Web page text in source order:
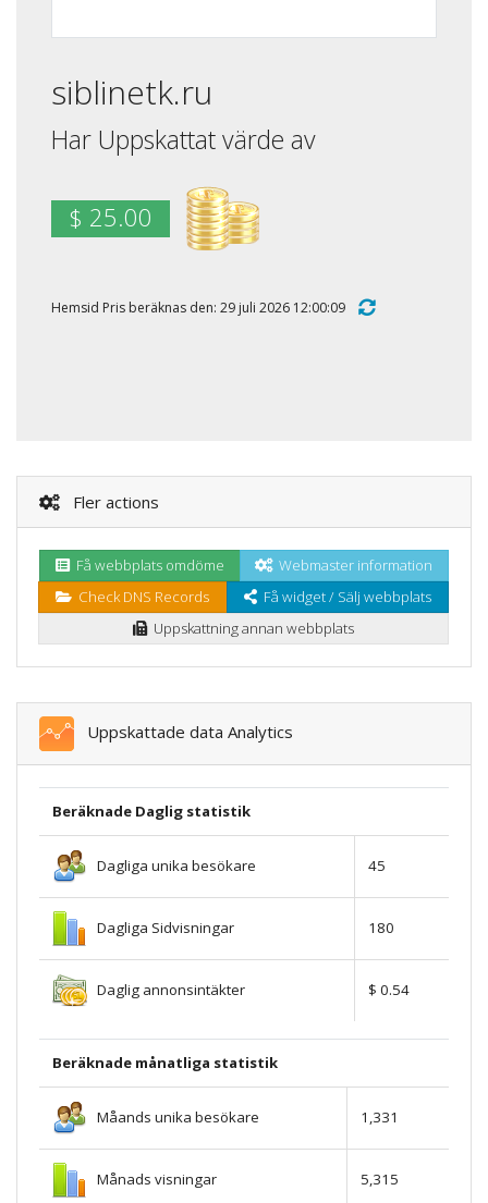
siblinetk.ru
Har Uppskattat värde av
$ 25.00
Hemsid Pris beräknas den: 29 juli 2026 12:00:09
Fler actions
Få webbplats omdöme
Webmaster information
Check DNS Records
Få widget / Sälj webbplats
Uppskattning annan webbplats
Uppskattade data Analytics
Beräknade Daglig statistik
Dagliga unika besökare 45
Dagliga Sidvisningar 180
Daglig annonsintäkter $ 0.54
Beräknade månatliga statistik
Måands unika besökare 1,331
Månads visningar 5,315